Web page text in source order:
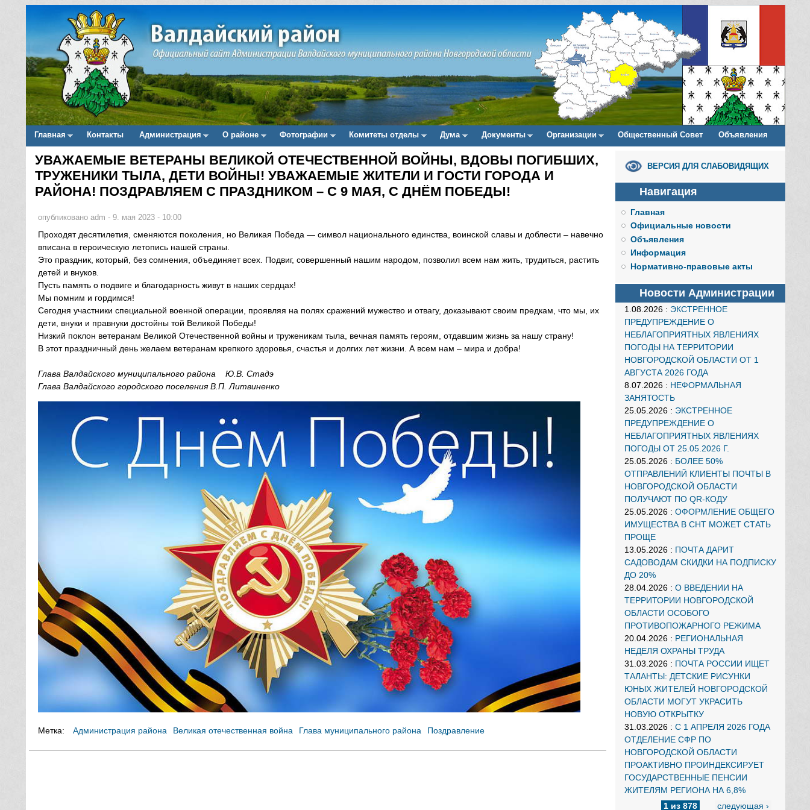
Main menu
Главная Контакты Администрация О районе Фотографии Комитеты отделы Дума Документы Организации Общественный Совет Объявления
Вы здесь
УВАЖАЕМЫЕ ВЕТЕРАНЫ ВЕЛИКОЙ ОТЕЧЕСТВЕННОЙ ВОЙНЫ, ВДОВЫ ПОГИБШИХ,
ТРУЖЕНИКИ ТЫЛА, ДЕТИ ВОЙНЫ! УВАЖАЕМЫЕ ЖИТЕЛИ И ГОСТИ ГОРОДА И
РАЙОНА! ПОЗДРАВЛЯЕМ С ПРАЗДНИКОМ – С 9 МАЯ, С ДНЁМ ПОБЕДЫ!
опубликовано adm - 9. мая 2023 - 10:00
Проходят десятилетия, сменяются поколения, но Великая Победа — символ национального единства, воинской славы и доблести – навечно
вписана в героическую летопись нашей страны.
Это праздник, который, без сомнения, объединяет всех. Подвиг, совершенный нашим народом, позволил всем нам жить, трудиться, растить
детей и внуков.
Пусть память о подвиге и благодарность живут в наших сердцах!
Мы помним и гордимся!
Сегодня участники специальной военной операции, проявляя на полях сражений мужество и отвагу, доказывают своим предкам, что мы, их
дети, внуки и правнуки достойны той Великой Победы!
Низкий поклон ветеранам Великой Отечественной войны и труженикам тыла, вечная память героям, отдавшим жизнь за нашу страну!
В этот праздничный день желаем ветеранам крепкого здоровья, счастья и долгих лет жизни. А всем нам – мира и добра!
Глава Валдайского муниципального района Ю.В. Стадэ
Глава Валдайского городского поселения В.П. Литвиненко
Метка: Администрация района Великая отечественная война Глава муниципального района Поздравление
ВЕРСИЯ ДЛЯ СЛАБОВИДЯЩИХ
Навигация
Главная
Официальные новости
Объявления
Информация
Нормативно-правовые акты
Новости Администрации
1.08.2026 : ЭКСТРЕННОЕ
ПРЕДУПРЕЖДЕНИЕ О
НЕБЛАГОПРИЯТНЫХ ЯВЛЕНИЯХ
ПОГОДЫ НА ТЕРРИТОРИИ
НОВГОРОДСКОЙ ОБЛАСТИ ОТ 1
АВГУСТА 2026 ГОДА
8.07.2026 : НЕФОРМАЛЬНАЯ
ЗАНЯТОСТЬ
25.05.2026 : ЭКСТРЕННОЕ
ПРЕДУПРЕЖДЕНИЕ О
НЕБЛАГОПРИЯТНЫХ ЯВЛЕНИЯХ
ПОГОДЫ ОТ 25.05.2026 Г.
25.05.2026 : БОЛЕЕ 50%
ОТПРАВЛЕНИЙ КЛИЕНТЫ ПОЧТЫ В
НОВГОРОДСКОЙ ОБЛАСТИ
ПОЛУЧАЮТ ПО QR-КОДУ
25.05.2026 : ОФОРМЛЕНИЕ ОБЩЕГО
ИМУЩЕСТВА В СНТ МОЖЕТ СТАТЬ
ПРОЩЕ
13.05.2026 : ПОЧТА ДАРИТ
САДОВОДАМ СКИДКИ НА ПОДПИСКУ
ДО 20%
28.04.2026 : О ВВЕДЕНИИ НА
ТЕРРИТОРИИ НОВГОРОДСКОЙ
ОБЛАСТИ ОСОБОГО
ПРОТИВОПОЖАРНОГО РЕЖИМА
20.04.2026 : РЕГИОНАЛЬНАЯ
НЕДЕЛЯ ОХРАНЫ ТРУДА
31.03.2026 : ПОЧТА РОССИИ ИЩЕТ
ТАЛАНТЫ: ДЕТСКИЕ РИСУНКИ
ЮНЫХ ЖИТЕЛЕЙ НОВГОРОДСКОЙ
ОБЛАСТИ МОГУТ УКРАСИТЬ
НОВУЮ ОТКРЫТКУ
31.03.2026 : С 1 АПРЕЛЯ 2026 ГОДА
ОТДЕЛЕНИЕ СФР ПО
НОВГОРОДСКОЙ ОБЛАСТИ
ПРОАКТИВНО ПРОИНДЕКСИРУЕТ
ГОСУДАРСТВЕННЫЕ ПЕНСИИ
ЖИТЕЛЯМ РЕГИОНА НА 6,8%
1 из 878
следующая ›